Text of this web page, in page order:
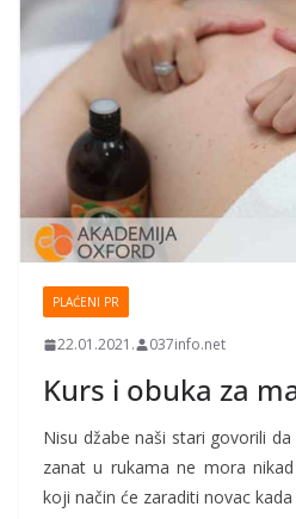
PLAĆENI PR
22.01.2021. 037info.net
Kurs i obuka za
Nisu džabe naši stari govorili
zanat u rukama ne mora
koji način će zaraditi novac